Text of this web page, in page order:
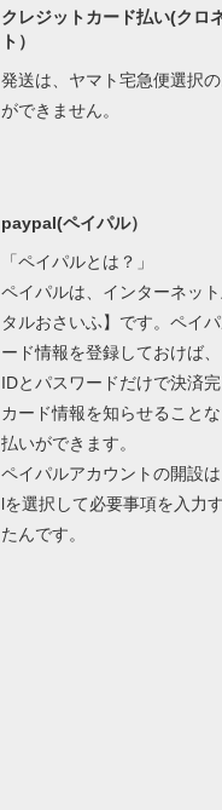
クレジットカード払い(クロ
ト）
発送は、ヤマト宅急便選択
ができません。
paypal(ペイパル）
「ペイパルとは？」
ペイパルは、インターネッ
タルおさいふ】です。ペイ
ード情報を登録しておけば、
IDとパスワードだけで決済
カード情報を知らせること
払いができます。
ペイパルアカウントの開設
lを選択して必要事項を入力
たんです。